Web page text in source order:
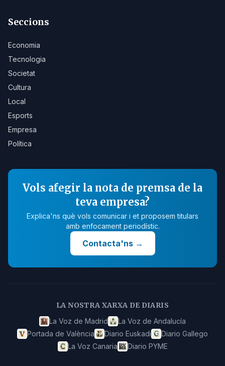
Seccions
Economia
Tecnologia
Societat
Cultura
Local
Esports
Empresa
Política
Vols afegir la nota de premsa de la
teva empresa?
Explica'ns què vols comunicar i et proposem titulars
amb enfocament periodístic.
Contacta'ns→
LA NOSTRA XARXA DE DIARIS
La Voz de Madrid
La Voz de Andalucía
Portada de València
Diario Euskadi
Diario Gallego
La Voz Canaria
Diario PYME